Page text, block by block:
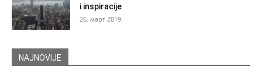
i inspiracije
26. март 2019.
NAJNOVIJE